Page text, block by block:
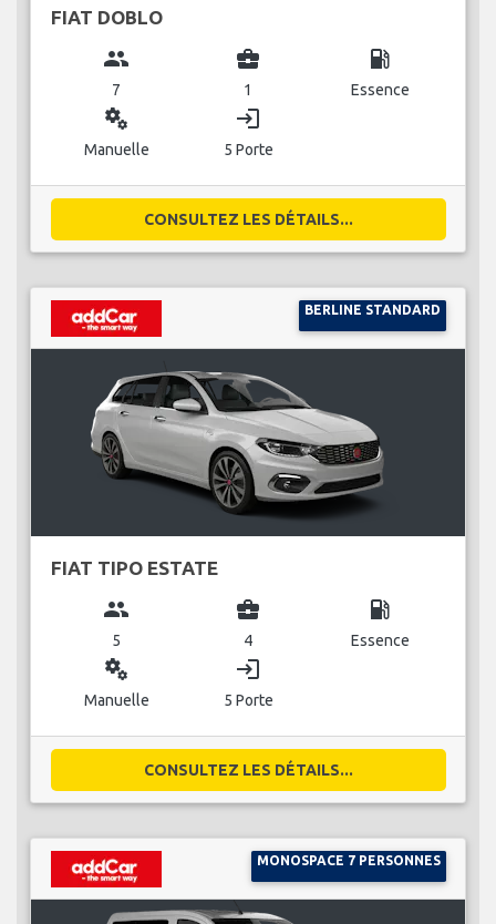
FIAT DOBLO
group
7
business_center
1
local_gas_station
Essence
miscellaneous_services
Manuelle
login
5 Porte
CONSULTEZ LES DÉTAILS...
BERLINE STANDARD
FIAT TIPO ESTATE
group
5
business_center
4
local_gas_station
Essence
miscellaneous_services
Manuelle
login
5 Porte
CONSULTEZ LES DÉTAILS...
MONOSPACE 7 PERSONNES